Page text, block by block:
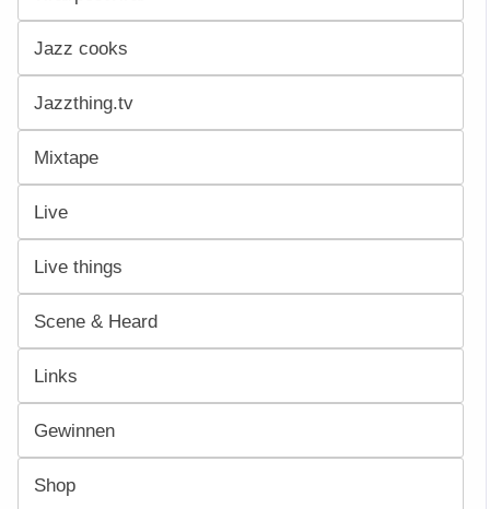
Jazz cooks
Jazzthing.tv
Mixtape
Live
Live things
Scene & Heard
Links
Gewinnen
Shop